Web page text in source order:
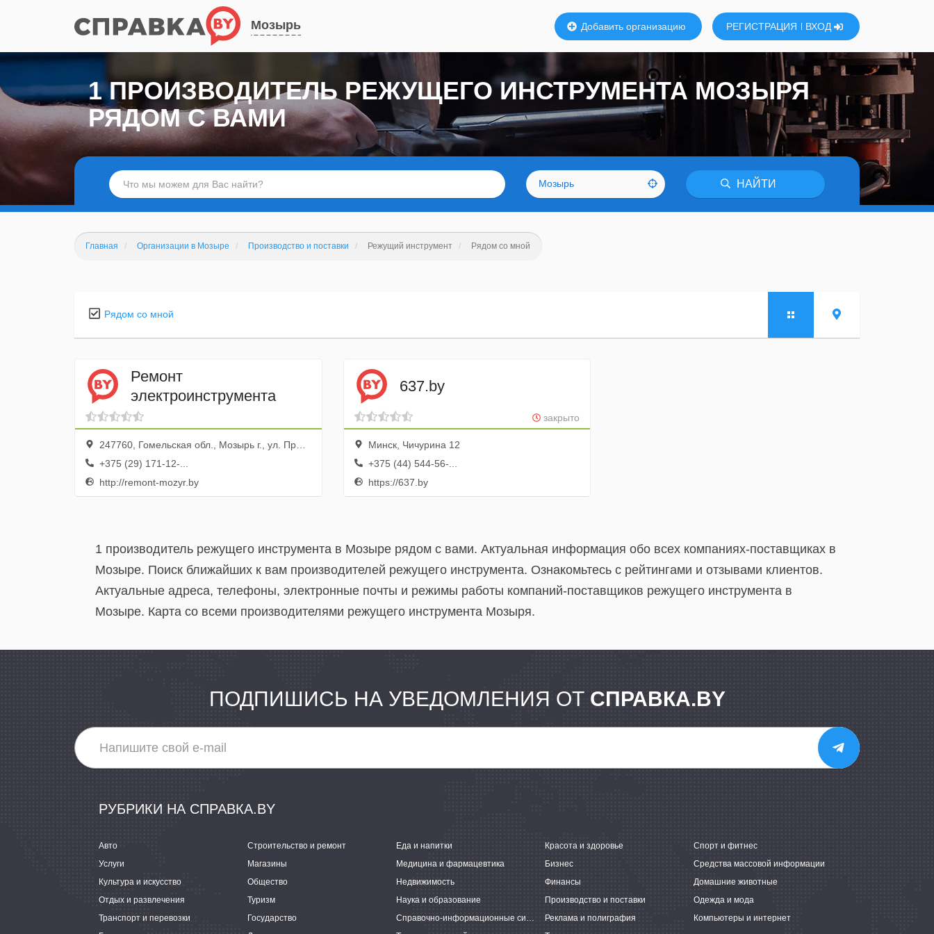
Мозырь Добавить организацию РЕГИСТРАЦИЯ ВХОД
Мозырь НАЙТИ
1 ПРОИЗВОДИТЕЛЬ РЕЖУЩЕГО ИНСТРУМЕНТА МОЗЫРЯ
РЯДОМ С ВАМИ
Главная Организации в Мозыре Производство и поставки Режущий инструмент Рядом со мной
Рядом со мной
Ремонт
электроинструмента
247760, Гомельская обл., Мозырь г., ул. Пролетарская, 93, стр.19
+375 (29) 171-12-...
http://remont-mozyr.by
637.by
закрыто
Минск, Чичурина 12
+375 (44) 544-56-...
https://637.by
1 производитель режущего инструмента в Мозыре рядом с вами. Актуальная информация обо всех компаниях-поставщиках в
Мозыре. Поиск ближайших к вам производителей режущего инструмента. Ознакомьтесь с рейтингами и отзывами клиентов.
Актуальные адреса, телефоны, электронные почты и режимы работы компаний-поставщиков режущего инструмента в
Мозыре. Карта со всеми производителями режущего инструмента Мозыря.
ПОДПИШИСЬ НА УВЕДОМЛЕНИЯ ОТ СПРАВКА.BY
РУБРИКИ НА СПРАВКА.BY
Авто Строительство и ремонт Еда и напитки Красота и здоровье
Спорт и фитнес
Услуги
Магазины Медицина и фармацевтика Бизнес
Средства массовой информации
Культура и искусство
Общество Недвижимость Финансы
Домашние животные
Отдых и развлечения
Туризм Наука и образование Производство и поставки
Одежда и мода
Транспорт и перевозки
Государство Справочно-информационные системы Реклама и полиграфия
Компьютеры и интернет